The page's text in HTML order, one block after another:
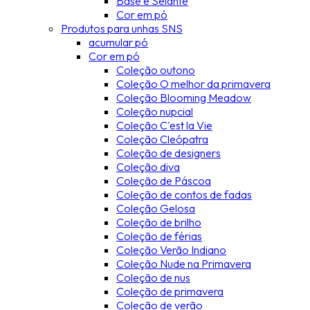
Cor em pó
Produtos para unhas SNS
acumular pó
Cor em pó
Coleção outono
Coleção O melhor da primavera
Coleção Blooming Meadow
Coleção nupcial
Coleção C'est la Vie
Coleção Cleópatra
Coleção de designers
Coleção diva
Coleção de Páscoa
Coleção de contos de fadas
Coleção Gelosa
Coleção de brilho
Coleção de férias
Coleção Verão Indiano
Coleção Nude na Primavera
Coleção de nus
Coleção de primavera
Coleção de verão